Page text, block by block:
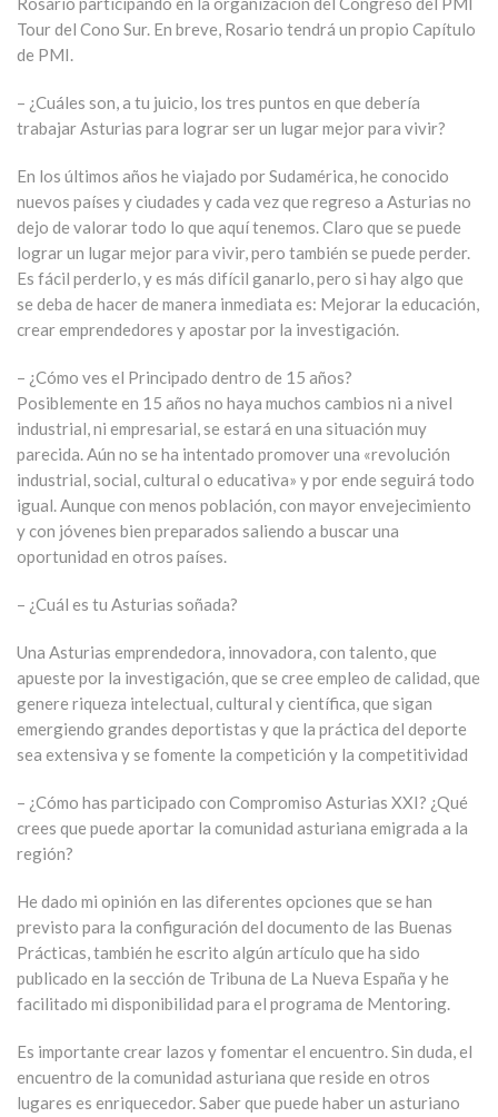
Tour del Cono Sur. En breve, Rosario tendrá un propio Capítulo
de PMI.
– ¿Cuáles son, a tu juicio, los tres puntos en que debería
trabajar Asturias para lograr ser un lugar mejor para vivir?
En los últimos años he viajado por Sudamérica, he conocido
nuevos países y ciudades y cada vez que regreso a Asturias no
dejo de valorar todo lo que aquí tenemos. Claro que se puede
lograr un lugar mejor para vivir, pero también se puede perder.
Es fácil perderlo, y es más difícil ganarlo, pero si hay algo que
se deba de hacer de manera inmediata es: Mejorar la educación,
crear emprendedores y apostar por la investigación.
– ¿Cómo ves el Principado dentro de 15 años?
Posiblemente en 15 años no haya muchos cambios ni a nivel
industrial, ni empresarial, se estará en una situación muy
parecida. Aún no se ha intentado promover una «revolución
industrial, social, cultural o educativa» y por ende seguirá todo
igual. Aunque con menos población, con mayor envejecimiento
y con jóvenes bien preparados saliendo a buscar una
oportunidad en otros países.
– ¿Cuál es tu Asturias soñada?
Una Asturias emprendedora, innovadora, con talento, que
apueste por la investigación, que se cree empleo de calidad, que
genere riqueza intelectual, cultural y científica, que sigan
emergiendo grandes deportistas y que la práctica del deporte
sea extensiva y se fomente la competición y la competitividad
– ¿Cómo has participado con Compromiso Asturias XXI? ¿Qué
crees que puede aportar la comunidad asturiana emigrada a la
región?
He dado mi opinión en las diferentes opciones que se han
previsto para la configuración del documento de las Buenas
Prácticas, también he escrito algún artículo que ha sido
publicado en la sección de Tribuna de La Nueva España y he
facilitado mi disponibilidad para el programa de Mentoring.
Es importante crear lazos y fomentar el encuentro. Sin duda, el
encuentro de la comunidad asturiana que reside en otros
lugares es enriquecedor. Saber que puede haber un asturiano